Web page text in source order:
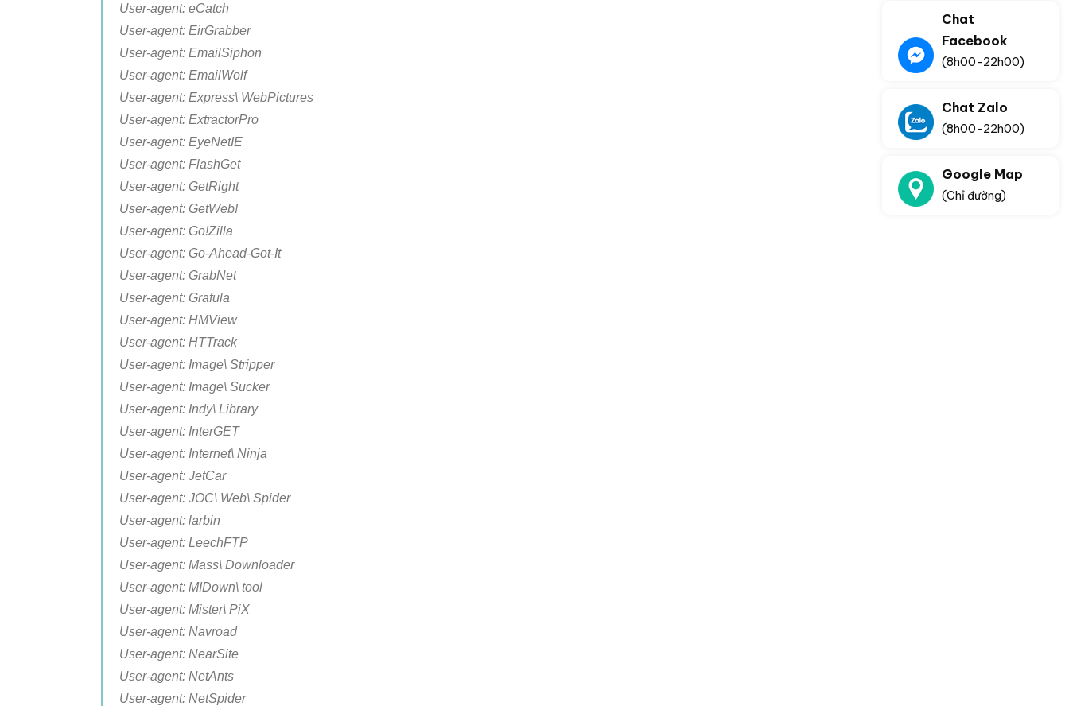
User-agent: eCatch
User-agent: EirGrabber
User-agent: EmailSiphon
User-agent: EmailWolf
User-agent: Express\ WebPictures
User-agent: ExtractorPro
User-agent: EyeNetIE
User-agent: FlashGet
User-agent: GetRight
User-agent: GetWeb!
User-agent: Go!Zilla
User-agent: Go-Ahead-Got-It
User-agent: GrabNet
User-agent: Grafula
User-agent: HMView
User-agent: HTTrack
User-agent: Image\ Stripper
User-agent: Image\ Sucker
User-agent: Indy\ Library
User-agent: InterGET
User-agent: Internet\ Ninja
User-agent: JetCar
User-agent: JOC\ Web\ Spider
User-agent: larbin
User-agent: LeechFTP
User-agent: Mass\ Downloader
User-agent: MIDown\ tool
User-agent: Mister\ PiX
User-agent: Navroad
User-agent: NearSite
User-agent: NetAnts
User-agent: NetSpider
Chat
Facebook
(8h00-22h00)
Chat Zalo
(8h00-22h00)
Google Map
(Chỉ đường)